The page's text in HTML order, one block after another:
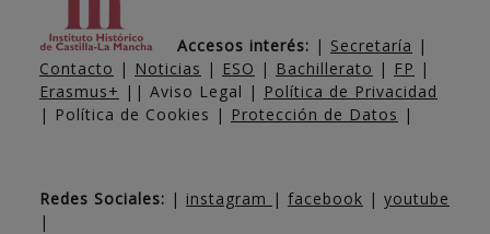
Accesos interés: | Secretaría |
Contacto | Noticias | ESO | Bachillerato | FP |
Erasmus+ || Aviso Legal | Política de Privacidad
| Política de Cookies | Protección de Datos |
Redes Sociales: | instagram | facebook | youtube
|